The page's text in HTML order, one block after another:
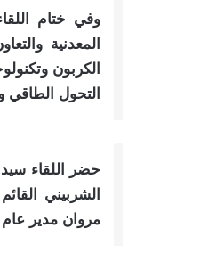
وفي ختام
المعدنية
الكربون
التحول الطاقي
حضر اللقاء سيد
الشربيني
مروان مدير عام